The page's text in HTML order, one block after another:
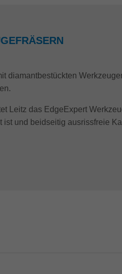
diamantbestückten
Leitz das EdgeExpert
ist und beidseitig ausrissfreie